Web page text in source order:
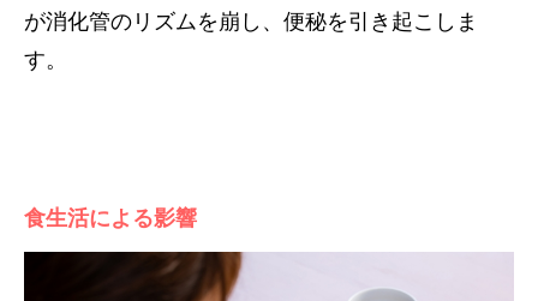
が消化管のリズムを崩し、便秘を引き起こしま
す。
食生活による影響